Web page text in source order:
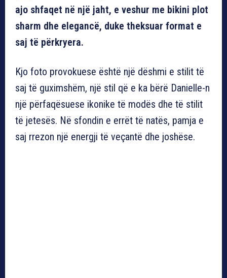
ajo shfaqet në një jaht, e veshur me bikini plot
sharm dhe elegancë, duke theksuar format e
saj të përkryera.
Kjo foto provokuese është një dëshmi e stilit të
saj të guximshëm, një stil që e ka bërë Danielle-n
një përfaqësuese ikonike të modës dhe të stilit
të jetesës. Në sfondin e errët të natës, pamja e
saj rrezon një energji të veçantë dhe joshëse.